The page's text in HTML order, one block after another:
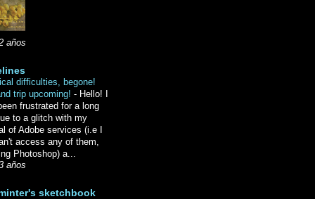
años
difficulties, begone!
trip upcoming! - Hello! I
frustrated for a long
to a glitch with my
of Adobe services (i.e I
access any of them,
Photoshop) a...
años
sketchbook